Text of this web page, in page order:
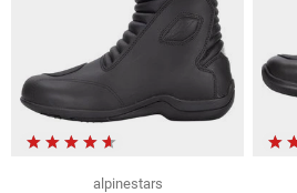
alpinestars